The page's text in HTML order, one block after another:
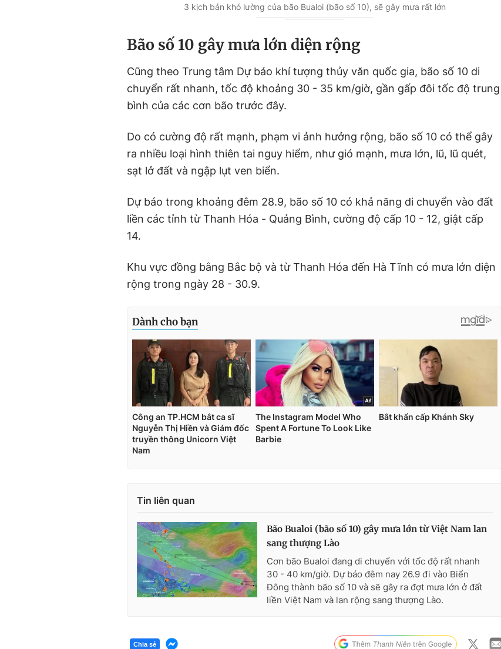
3 kịch bản khó lường của bão Bualoi (bão số 10), sẽ gây mưa rất lớn
Bão số 10 gây mưa lớn diện rộng
Cũng theo Trung tâm Dự báo khí tượng thủy văn quốc gia, bão số 10 di
chuyển rất nhanh, tốc độ khoảng 30 - 35 km/giờ, gần gấp đôi tốc độ trung
bình của các cơn bão trước đây.
Do có cường độ rất mạnh, phạm vi ảnh hưởng rộng, bão số 10 có thể gây
ra nhiều loại hình thiên tai nguy hiểm, như gió mạnh, mưa lớn, lũ, lũ quét,
sạt lở đất và ngập lụt ven biển.
Dự báo trong khoảng đêm 28.9, bão số 10 có khả năng di chuyển vào đất
liền các tỉnh từ Thanh Hóa - Quảng Bình, cường độ cấp 10 - 12, giật cấp
14.
Khu vực đồng bằng Bắc bộ và từ Thanh Hóa đến Hà Tĩnh có mưa lớn diện
rộng trong ngày 28 - 30.9.
Tin liên quan
Bão Bualoi (bão số 10) gây mưa lớn từ Việt Nam lan
sang thượng Lào
Cơn bão Bualoi đang di chuyển với tốc độ rất nhanh
30 - 40 km/giờ. Dự báo đêm nay 26.9 đi vào Biển
Đông thành bão số 10 và sẽ gây ra đợt mưa lớn ở đất
liền Việt Nam và lan rộng sang thượng Lào.
Chia sẻ